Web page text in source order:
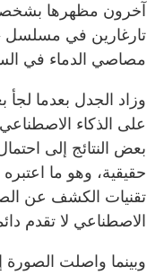
آخرون مظهرها
تارغارين في
مصاصي الدماء في
وزاد الجدل بعدما لجأ
على الذكاء
بعض النتائج إلى
حقيقية، وهو ما
تقنيات الكشف عن
الاصطناعي لا تقدم
وبينما واصلت الصورة